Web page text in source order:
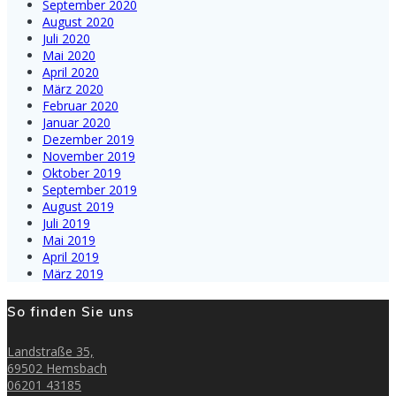
September 2020
August 2020
Juli 2020
Mai 2020
April 2020
März 2020
Februar 2020
Januar 2020
Dezember 2019
November 2019
Oktober 2019
September 2019
August 2019
Juli 2019
Mai 2019
April 2019
März 2019
So finden Sie uns
Landstraße 35,
69502 Hemsbach
06201 43185